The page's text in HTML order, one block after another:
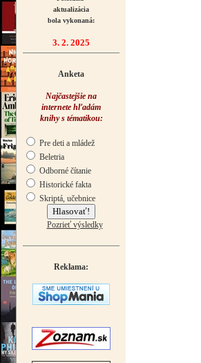
aktualizácia
bola vykonaná:
3. 2. 2025
Anketa
Najčastejšie na
internete hľadám
knihy s tématikou:
Pre deti a mládež
Beletria
Odborné čítanie
Historické fakta
Skriptá, učebnice
Pozrieť výsledky
Reklama: